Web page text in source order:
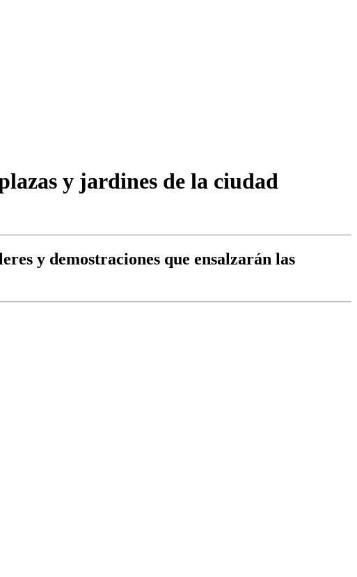
y jardines de la ciudad
y demostraciones que ensalzarán las